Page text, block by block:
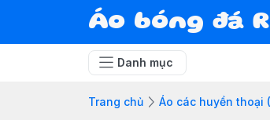
Áo bóng đá
Danh mục
Trang chủ Áo các huyền thoại